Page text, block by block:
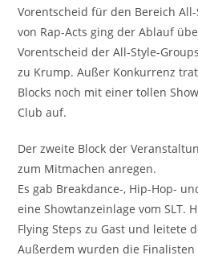
Vorentscheid für den Bereich
von Rap-Acts ging der Ablauf
Vorentscheid der All-Style-
zu Krump. Außer Konkurrenz
Blocks noch mit einer tollen
Club auf.
Der zweite Block der
zum Mitmachen anregen.
Es gab Breakdance-, Hip-Hop-
eine Showtanzeinlage vom SLT.
Flying Steps zu Gast und leitete
Außerdem wurden die